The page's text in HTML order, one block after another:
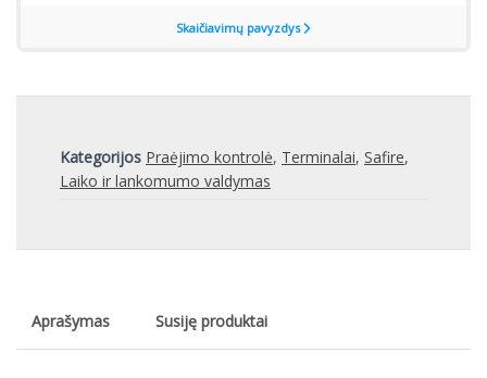
Kategorijos Praėjimo kontrolė, Terminalai, Safire,
Laiko ir lankomumo valdymas
Aprašymas Susiję produktai